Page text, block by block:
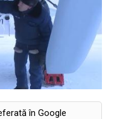
în Google